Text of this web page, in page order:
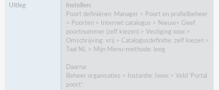
Instellen:
Poort definiëren: Manager > Poort en profielbeheer
> Poorten > Internet catalogus > Nieuw> Geef
poortnummer (zelf kiezen) > Vestiging xxxx >
Omschrijving: vrij > Catalogusdefinitie: zelf kiezen >
Taal NL > Mijn Menu-methode: leeg
Daarna:
Beheer organisaties > Instantie: Ixxxx > Veld 'Portal
poort':